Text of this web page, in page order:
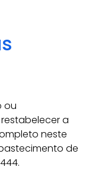
ou
a
neste
de